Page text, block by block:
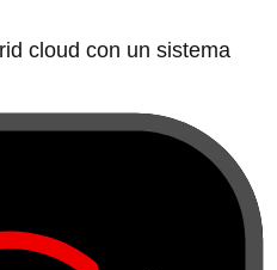
cloud con un sistema